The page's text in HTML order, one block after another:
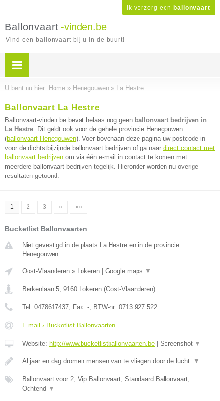
Ik verzorg een ballonvaart
Ballonvaart -vinden.be
Vind een ballonvaart bij u in de buurt!
U bent nu hier: Home » Henegouwen » La Hestre
Ballonvaart La Hestre
Ballonvaart-vinden.be bevat helaas nog geen ballonvaart bedrijven in
La Hestre. Dit geldt ook voor de gehele provincie Henegouwen
(ballonvaart Henegouwen). Voer bovenaan deze pagina uw postcode in
voor de dichtstbijzijnde ballonvaart bedrijven of ga naar direct contact met
ballonvaart bedrijven om via één e-mail in contact te komen met
meerdere ballonvaart bedrijven tegelijk. Hieronder worden nu overige
resultaten getoond.
1 2 3 » »»
Bucketlist Ballonvaarten
Niet gevestigd in de plaats La Hestre en in de provincie
Henegouwen.
Oost-Vlaanderen » Lokeren Google maps ▼
Berkenlaan 5, 9160 Lokeren (Oost-Vlaanderen)
Tel: 0478617437, Fax: -, BTW-nr: 0713.927.522
E-mail › Bucketlist Ballonvaarten
Website: http://www.bucketlistballonvaarten.be Screenshot ▼
Al jaar en dag dromen mensen van te vliegen door de lucht. ▼
Ballonvaart voor 2, Vip Ballonvaart, Standaard Ballonvaart,
Ochtend ▼